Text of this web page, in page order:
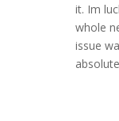
it. Im
whole
issue